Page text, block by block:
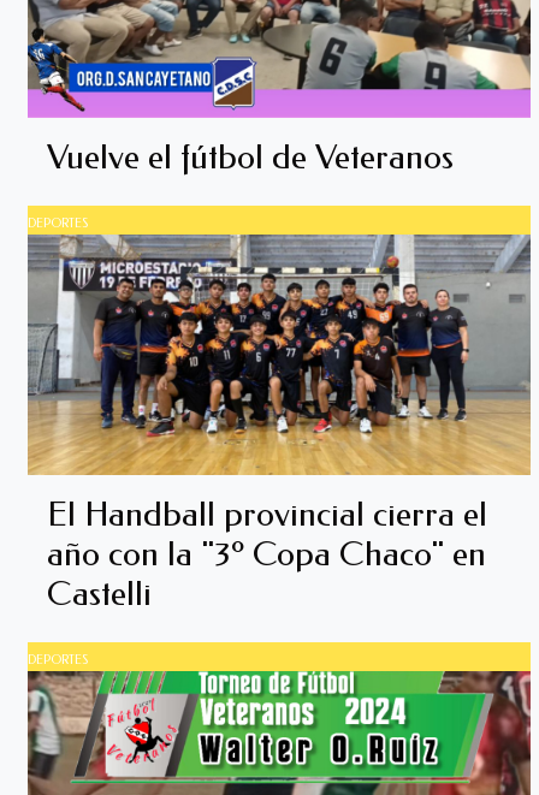
Vuelve el fútbol de Veteranos
DEPORTES
El Handball provincial cierra el
año con la "3º Copa Chaco" en
Castelli
DEPORTES